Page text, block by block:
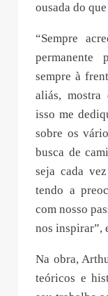
ousada do
“Sempre
permanente
sempre à
aliás, mostra
isso me
sobre os
busca de
seja cada
tendo a
com nosso
nos inspirar”,
Na obra,
teóricos e